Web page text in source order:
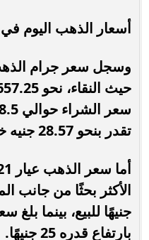
أسعار الذهب اليوم
تقدر بنحو 28.57 جنيه خلال تعاملات اليوم.
بارتفاع قدره 25 جنيهًا.